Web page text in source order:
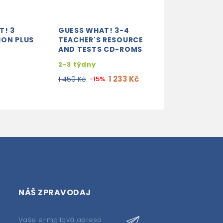
3
PLUS
GUESS WHAT! 3-4
TEACHER'S RESOURCE
AND TESTS CD-ROMS
2-3 týdny
1 450 Kč -15% 1 233 Kč
NÁŠ ZPRAVODAJ